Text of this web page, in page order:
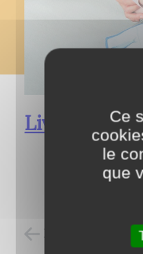
Livret
Retour à
Ce
le
que